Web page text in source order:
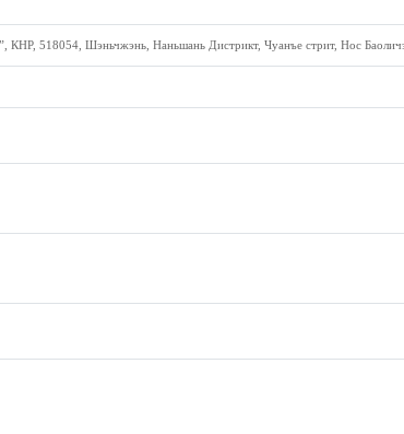
518054, Шэньчжэнь, Наньшань Дистрикт, Чуанъе стрит, Нос